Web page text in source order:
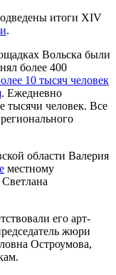
итоги XIV
.
Вольска были
более 400
10 тысяч человек
. Ежедневно
тысячи человек. Все
области Валерия
местному
его арт-
жюри
Остроумова,